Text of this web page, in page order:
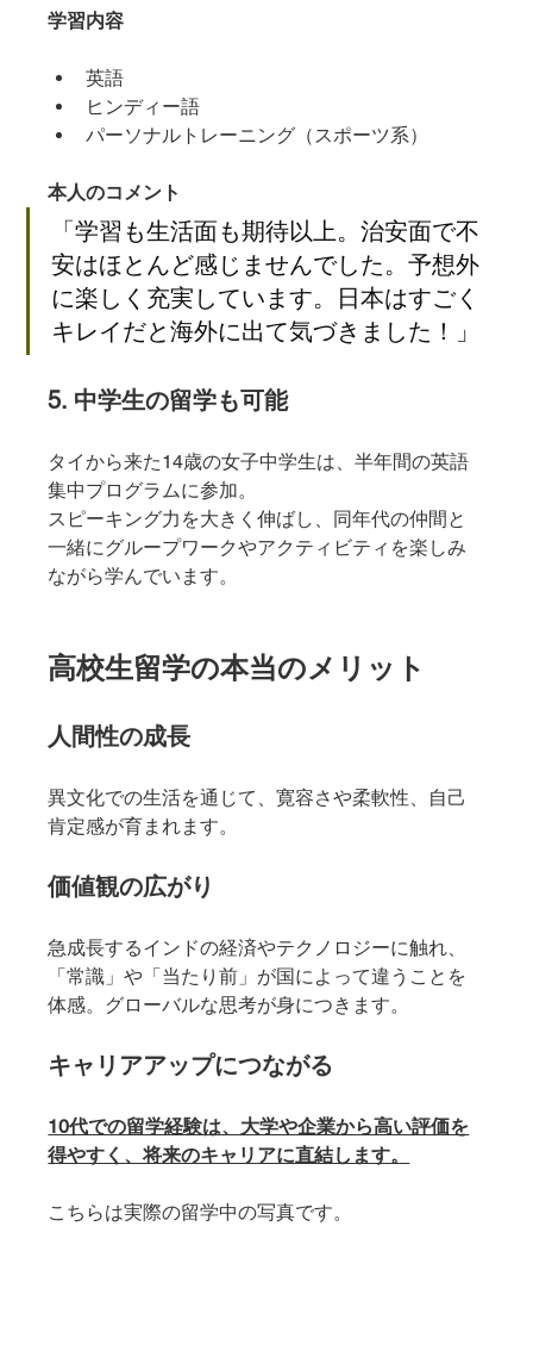
学習内容
英語
ヒンディー語
パーソナルトレーニング（スポーツ系）
本人のコメント
「学習も生活面も期待以上。治安面で不
安はほとんど感じませんでした。予想外
に楽しく充実しています。日本はすごく
キレイだと海外に出て気づきました！」
5. 中学生の留学も可能
タイから来た14歳の女子中学生は、半年間の英語
集中プログラムに参加。
スピーキング力を大きく伸ばし、同年代の仲間と
一緒にグループワークやアクティビティを楽しみ
ながら学んでいます。
高校生留学の本当のメリット
人間性の成長
異文化での生活を通じて、寛容さや柔軟性、自己
肯定感が育まれます。
価値観の広がり
急成長するインドの経済やテクノロジーに触れ、
「常識」や「当たり前」が国によって違うことを
体感。グローバルな思考が身につきます。
キャリアアップにつながる
10代での留学経験は、大学や企業から高い評価を
得やすく、将来のキャリアに直結します。
こちらは実際の留学中の写真です。